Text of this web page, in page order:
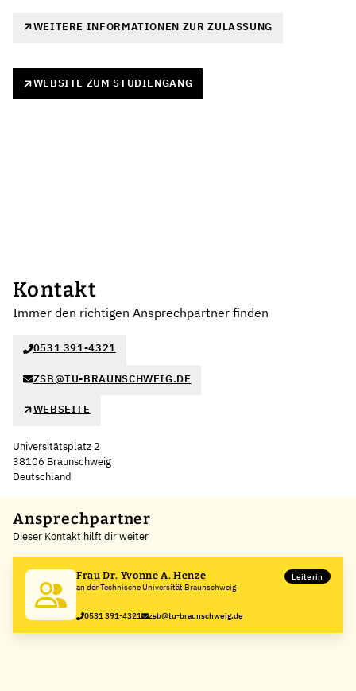
WEITERE INFORMATIONEN ZUR ZULASSUNG
WEBSITE ZUM STUDIENGANG
Kontakt
Immer den richtigen Ansprechpartner finden
0531 391-4321
ZSB@TU-BRAUNSCHWEIG.DE
WEBSEITE
Universitätsplatz 2
38106 Braunschweig
Deutschland
+
−
Ansprechpartner
Dieser Kontakt hilft dir weiter
Frau Dr. Yvonne A. Henze
an der Technische Universität Braunschweig
Leiterin
0531 391-4321 zsb@tu-braunschweig.de